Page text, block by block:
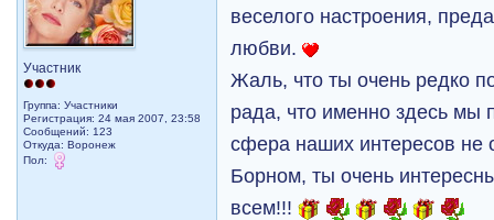
Участник
Группа: Участники
Регистрация: 24 мая 2007, 23:58
Сообщений: 123
Откуда: Воронеж
Пол:
веселого настроения,
любви.
Жаль, что ты очень редко
рада, что именно здесь мы
сфера наших интересов не
Борном, ты очень
всем!!!